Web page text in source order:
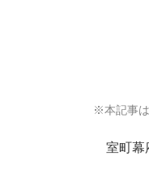
※本記事
室町幕